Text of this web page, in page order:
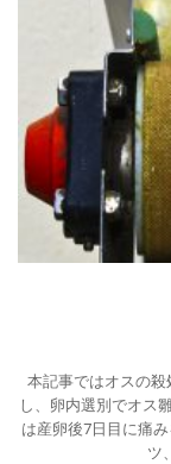
本記事ではオスの
し、卵内選別でオス
は産卵後7日目に痛
ツ